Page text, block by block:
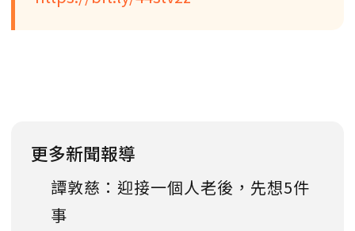
更多新聞報導
譚敦慈：迎接一個人老後，先想5件
事